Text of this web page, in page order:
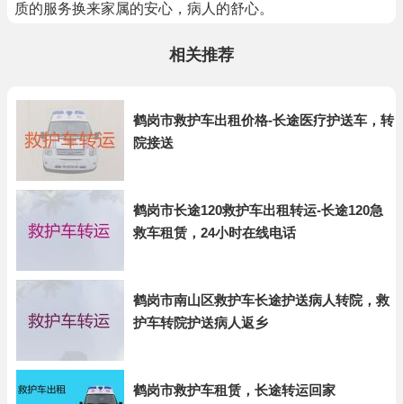
质的服务换来家属的安心，病人的舒心。
相关推荐
鹤岗市救护车出租价格-长途医疗护送车，转
院接送
鹤岗市长途120救护车出租转运-长途120急
救车租赁，24小时在线电话
鹤岗市南山区救护车长途护送病人转院，救
护车转院护送病人返乡
鹤岗市救护车租赁，长途转运回家